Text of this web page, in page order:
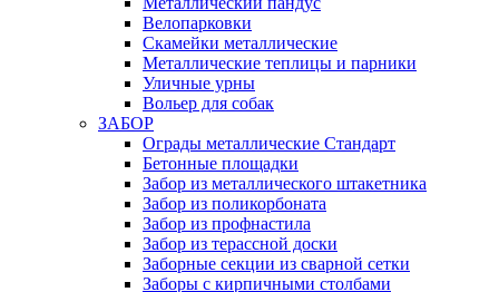
Велопарковки
Скамейки металлические
Металлические теплицы и парники
Уличные урны
Вольер для собак
ЗАБОР
Ограды металлические Стандарт
Бетонные площадки
Забор из металлического штакетника
Забор из поликорбоната
Забор из профнастила
Забор из терассной доски
Заборные секции из сварной сетки
Заборы с кирпичными столбами